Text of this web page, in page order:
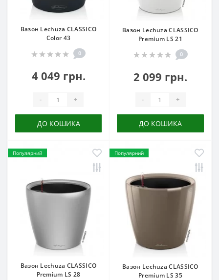
Вазон Lechuza CLASSICO
Color 43
0
4 049 грн.
- +
ДО КОШИКА
Вазон Lechuza CLASSICO
Premium LS 21
0
2 099 грн.
- +
ДО КОШИКА
Популярний
Вазон Lechuza CLASSICO
Premium LS 28
Популярний
Вазон Lechuza CLASSICO
Premium LS 35